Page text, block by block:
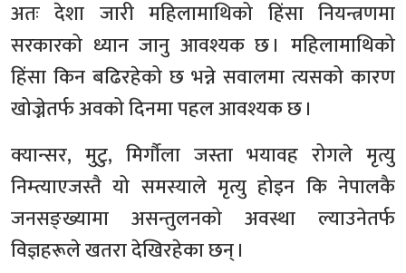
अतः देशा जारी महिलामाथिको हिंसा नियन्त्रणमा
सरकारको ध्यान जानु आवश्यक छ । महिलामाथिको
हिंसा किन बढिरहेको छ भन्ने सवालमा त्यसको कारण
खोज्नेतर्फ अवको दिनमा पहल आवश्यक छ ।
क्यान्सर, मुटु, मिर्गौला जस्ता भयावह रोगले मृत्यु
निम्त्याएजस्तै यो समस्याले मृत्यु होइन कि नेपालकै
जनसङ्ख्यामा असन्तुलनको अवस्था ल्याउनेतर्फ
विज्ञहरूले खतरा देखिरहेका छन् ।